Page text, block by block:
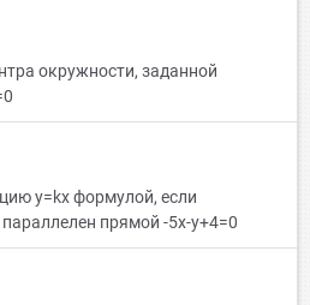
окружности, заданной
у=kx формулой, если
прямой -5х-у+4=0